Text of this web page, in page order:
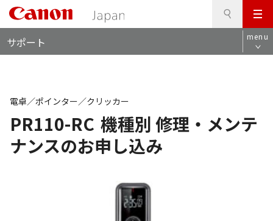
メ
ニ
ュ
サポート menu
PR110-RC 機種別 修理・メンテ
ナンスのお申し込み
電卓／ポインター／クリッカー